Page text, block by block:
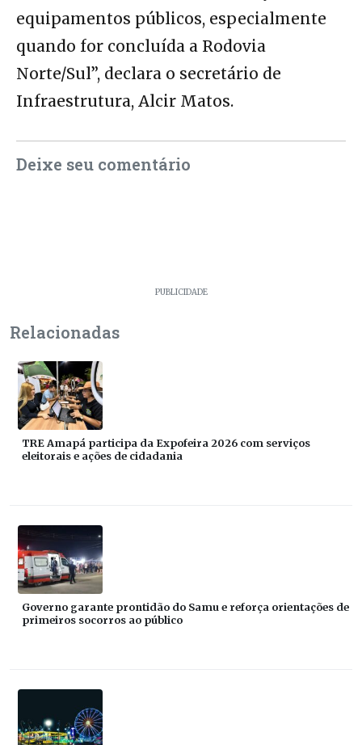
equipamentos públicos, especialmente
quando for concluída a Rodovia
Norte/Sul”, declara o secretário de
Infraestrutura, Alcir Matos.
Deixe seu comentário
PUBLICIDADE
Relacionadas
TRE Amapá participa da Expofeira 2026 com serviços
eleitorais e ações de cidadania
Governo garante prontidão do Samu e reforça orientações de
primeiros socorros ao público